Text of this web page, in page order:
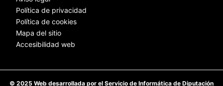
Política de privacidad
Política de cookies
Mapa del sitio
Accesibilidad web
© 2025 Web desarrollada por el Servicio de Informática de Diputación